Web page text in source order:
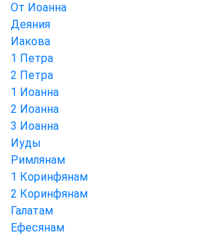
От Иоанна
Деяния
Иакова
1 Петра
2 Петра
1 Иоанна
2 Иоанна
3 Иоанна
Иуды
Римлянам
1 Коринфянам
2 Коринфянам
Галатам
Ефесянам